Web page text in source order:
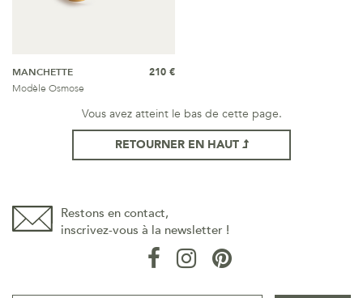
MANCHETTE
Modèle Osmose
210 €
Vous avez atteint le bas de cette page.
RETOURNER EN HAUT
Restons en contact,
inscrivez-vous à la newsletter !